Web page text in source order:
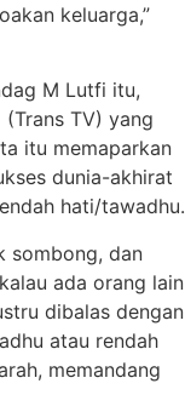
keluarga,”
M Lutfi itu,
(Trans TV) yang
itu memaparkan
dunia-akhirat
hati/tawadhu.
sombong, dan
ada orang lain
dibalas dengan
atau rendah
memandang